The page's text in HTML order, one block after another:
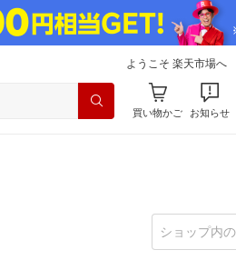
ようこそ 楽天市場へ
買い物かご お知らせ